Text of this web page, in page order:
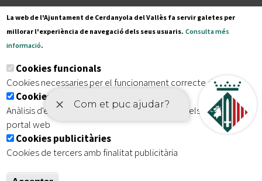
Segueix-nos a:
Subscriu-te al nostre butlletí
Inici | Avís legal | Protecció de dades Mapa del lloc
| Accessibilitat
La web de l'Ajuntament de Cerdanyola del Vallès fa servir galetes per
millorar l'experiència de navegació dels seus usuaris. Consulta més
informació.
Cookies funcionals
Cookies necessaries per el funcionament correcte de la web
Cookies analítiques
Anàlisis d'estadístiques que permeten millorar els serveis del
portal web
Cookies publicitàries
Cookies de tercers amb finalitat publicitària